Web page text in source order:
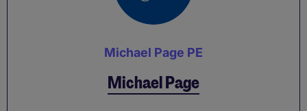
Michael Page PE
Michael Page